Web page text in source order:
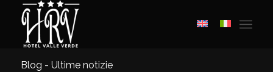
Blog - Ultime notizie